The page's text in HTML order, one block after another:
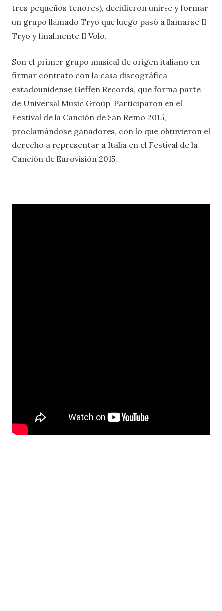
tres pequeños tenores), decidieron unirse y formar
un grupo llamado Tryo que luego pasó a llamarse Il
Tryo y finalmente Il Volo.
Son el primer grupo musical de origen italiano en
firmar contrato con la casa discográfica
estadounidense Geffen Records, que forma parte
de Universal Music Group. Participaron en el
Festival de la Canción de San Remo 2015,
proclamándose ganadores, con lo que obtuvieron el
derecho a representar a Italia en el Festival de la
Canción de Eurovisión 2015.